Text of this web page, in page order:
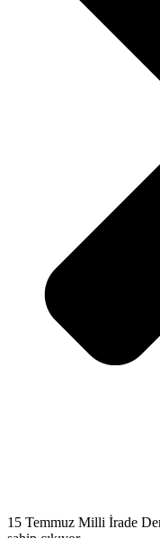
15 Temmuz Milli İrade